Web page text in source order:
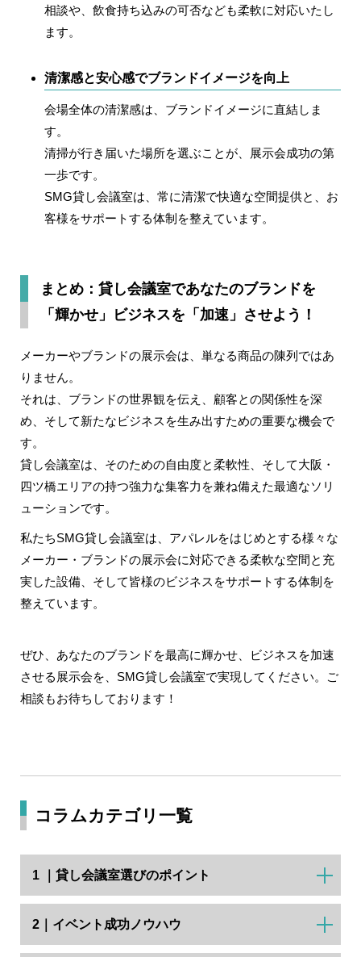
相談や、飲食持ち込みの可否なども柔軟に対応いたし
ます。
清潔感と安心感でブランドイメージを向上
会場全体の清潔感は、ブランドイメージに直結しま
す。
清掃が行き届いた場所を選ぶことが、展示会成功の第
一歩です。
SMG貸し会議室は、常に清潔で快適な空間提供と、お
客様をサポートする体制を整えています。
まとめ：貸し会議室であなたのブランドを
「輝かせ」ビジネスを「加速」させよう！
メーカーやブランドの展示会は、単なる商品の陳列ではあ
りません。
それは、ブランドの世界観を伝え、顧客との関係性を深
め、そして新たなビジネスを生み出すための重要な機会で
す。
貸し会議室は、そのための自由度と柔軟性、そして大阪・
四ツ橋エリアの持つ強力な集客力を兼ね備えた最適なソリ
ューションです。
私たちSMG貸し会議室は、アパレルをはじめとする様々な
メーカー・ブランドの展示会に対応できる柔軟な空間と充
実した設備、そして皆様のビジネスをサポートする体制を
整えています。
ぜひ、あなたのブランドを最高に輝かせ、ビジネスを加速
させる展示会を、SMG貸し会議室で実現してください。ご
相談もお待ちしております！
コラムカテゴリ一覧
1 ｜貸し会議室選びのポイント
2｜イベント成功ノウハウ